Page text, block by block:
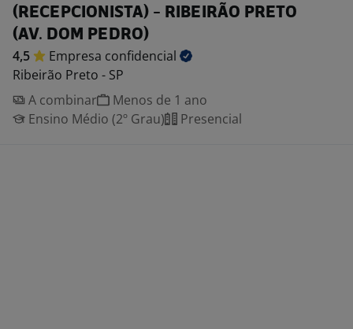
(RECEPCIONISTA) - RIBEIRÃO PRETO
(AV. DOM PEDRO)
4,5 Empresa confidencial
Ribeirão Preto - SP
A combinar
Menos de 1 ano
Ensino Médio (2º Grau)
Presencial